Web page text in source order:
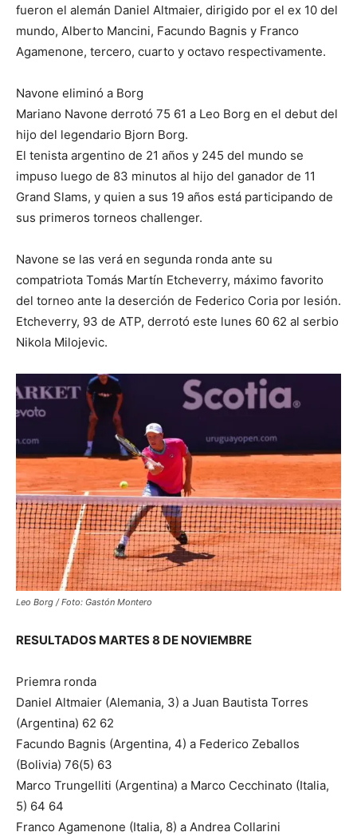
fueron el alemán Daniel Altmaier, dirigido por el ex 10 del
mundo, Alberto Mancini, Facundo Bagnis y Franco
Agamenone, tercero, cuarto y octavo respectivamente.
Navone eliminó a Borg
Mariano Navone derrotó 75 61 a Leo Borg en el debut del
hijo del legendario Bjorn Borg.
El tenista argentino de 21 años y 245 del mundo se
impuso luego de 83 minutos al hijo del ganador de 11
Grand Slams, y quien a sus 19 años está participando de
sus primeros torneos challenger.
Navone se las verá en segunda ronda ante su
compatriota Tomás Martín Etcheverry, máximo favorito
del torneo ante la deserción de Federico Coria por lesión.
Etcheverry, 93 de ATP, derrotó este lunes 60 62 al serbio
Nikola Milojevic.
Leo Borg / Foto: Gastón Montero
RESULTADOS MARTES 8 DE NOVIEMBRE
Priemra ronda
Daniel Altmaier (Alemania, 3) a Juan Bautista Torres
(Argentina) 62 62
Facundo Bagnis (Argentina, 4) a Federico Zeballos
(Bolivia) 76(5) 63
Marco Trungelliti (Argentina) a Marco Cecchinato (Italia,
5) 64 64
Franco Agamenone (Italia, 8) a Andrea Collarini